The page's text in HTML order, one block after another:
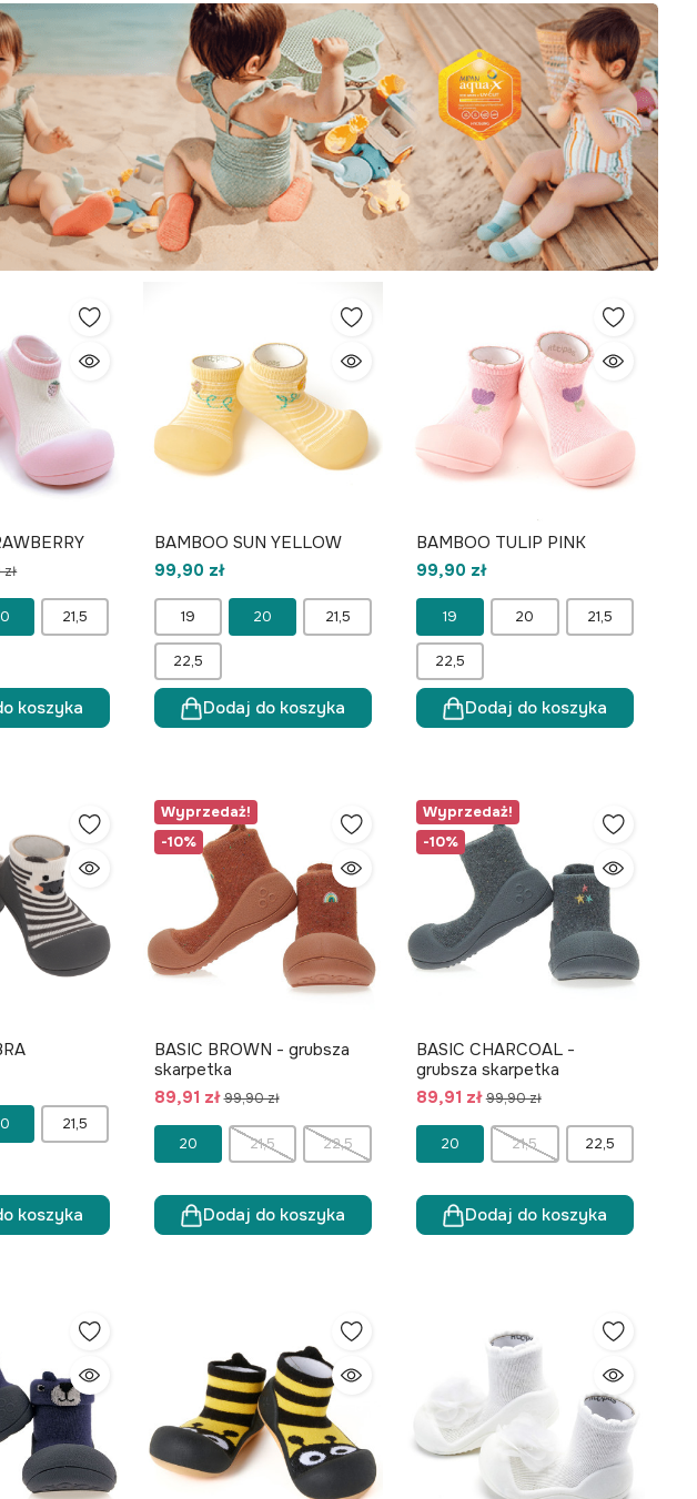
21,5
koszyka
BAMBOO SUN YELLOW
99,90 zł
19 20 21,5
22,5
Dodaj do koszyka
BAMBOO TULIP PINK
99,90 zł
19 20 21,5
22,5
Dodaj do koszyka
21,5
koszyka
Wyprzedaż!
-10%
BASIC BROWN - grubsza
skarpetka
89,91 zł99,90 zł
20 21,5 22,5
Dodaj do koszyka
Wyprzedaż!
-10%
BASIC CHARCOAL -
grubsza skarpetka
89,91 zł99,90 zł
20 21,5 22,5
Dodaj do koszyka